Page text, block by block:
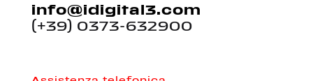
info@idigital3.com
(+39) 0373-632900